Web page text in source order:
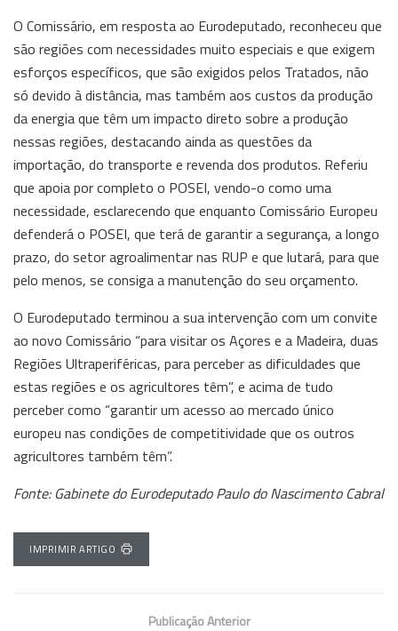
O Comissário, em resposta ao Eurodeputado, reconheceu que
são regiões com necessidades muito especiais e que exigem
esforços específicos, que são exigidos pelos Tratados, não
só devido à distância, mas também aos custos da produção
da energia que têm um impacto direto sobre a produção
nessas regiões, destacando ainda as questões da
importação, do transporte e revenda dos produtos. Referiu
que apoia por completo o POSEI, vendo-o como uma
necessidade, esclarecendo que enquanto Comissário Europeu
defenderá o POSEI, que terá de garantir a segurança, a longo
prazo, do setor agroalimentar nas RUP e que lutará, para que
pelo menos, se consiga a manutenção do seu orçamento.
O Eurodeputado terminou a sua intervenção com um convite
ao novo Comissário “para visitar os Açores e a Madeira, duas
Regiões Ultraperiféricas, para perceber as dificuldades que
estas regiões e os agricultores têm”, e acima de tudo
perceber como “garantir um acesso ao mercado único
europeu nas condições de competitividade que os outros
agricultores também têm”.
Fonte: Gabinete do Eurodeputado Paulo do Nascimento Cabral
IMPRIMIR ARTIGO
Publicação Anterior